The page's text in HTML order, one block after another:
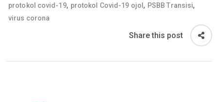
protokol covid-19, protokol Covid-19 ojol , PSBB Transisi,
virus corona
Share this post